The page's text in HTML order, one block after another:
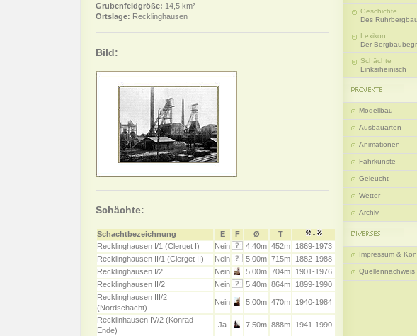
Grubenfeldgröße: 14,5 km²
Ortslage: Recklinghausen
Bild:
Schächte:
Schachtbezeichnung E F Ø T -
Recklinghausen I/1 (Clerget I) Nein 4,40m 452m
1869-1973
Recklinghausen II/1 (Clerget II)
Nein 5,00m 715m
1882-1988
Recklinghausen I/2
Nein 5,00m 704m
1901-1976
Recklinghausen II/2
Nein 5,40m 864m
1899-1990
Recklinghausen III/2
(Nordschacht)
Nein 5,00m 470m 1940-1984
Recklinhausen IV/2 (Konrad
Ende)
Ja 7,50m 888m 1941-1990
Geschichte
Des
Lexikon
Der
Schächte
Linksrheinisch
Modellbau
Ausbauarten
Animationen
Fahrkünste
Geleucht
Wetter
Archiv
Impressum &
Quellennachweis